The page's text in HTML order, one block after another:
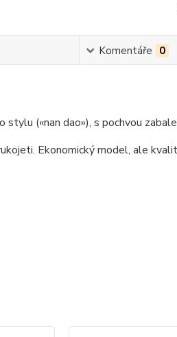
Komentáře 0
stylu («nan dao»), s pochvou
Ekonomický model, ale